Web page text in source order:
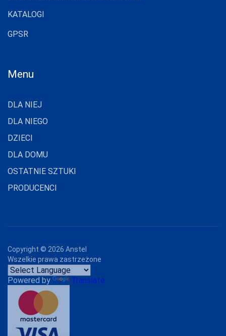
KATALOGI
GPSR
Menu
DLA NIEJ
DLA NIEGO
DZIECI
DLA DOMU
OSTATNIE SZTUKI
PRODUCENCI
Copyright © 2026 Anstel
Wszelkie prawa zastrzeżone
Powered by Translate